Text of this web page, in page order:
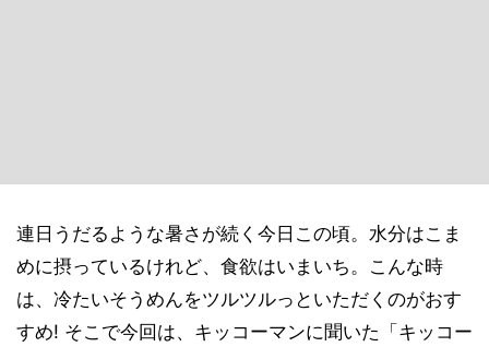
連日うだるような暑さが続く今日この頃。水分はこま
めに摂っているけれど、食欲はいまいち。こんな時
は、冷たいそうめんをツルツルっといただくのがおす
すめ! そこで今回は、キッコーマンに聞いた「キッコー